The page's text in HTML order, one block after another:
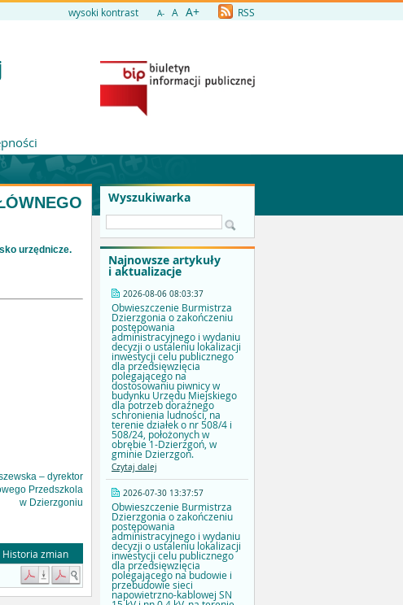
wysoki kontrast A- A A+ RSS
Wyszukiwarka
Najnowsze artykuły
i aktualizacje
2026-08-06 08:03:37
Obwieszczenie Burmistrza
Dzierzgonia o zakończeniu
postępowania
administracyjnego i wydaniu
decyzji o ustaleniu lokalizacji
inwestycji celu publicznego
dla przedsięwzięcia
polegającego na
dostosowaniu piwnicy w
budynku Urzędu Miejskiego
dla potrzeb doraźnego
schronienia ludności, na
terenie działek o nr 508/4 i
508/24, położonych w
obrębie 1-Dzierzgoń, w
gminie Dzierzgoń.
Czytaj dalej
2026-07-30 13:37:57
Obwieszczenie Burmistrza
Dzierzgonia o zakończeniu
postępowania
administracyjnego i wydaniu
decyzji o ustaleniu lokalizacji
inwestycji celu publicznego
dla przedsięwzięcia
polegającego na budowie i
przebudowie sieci
napowietrzno-kablowej SN
urzędnicze.
– dyrektor
Przedszkola
w Dzierzgoniu
Historia zmian